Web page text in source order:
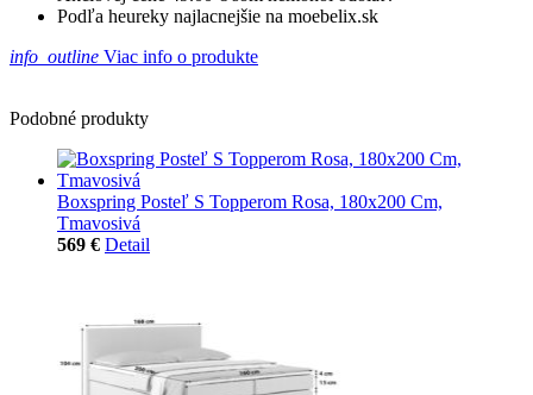
Podľa heureky najlacnejšie na moebelix.sk
info_outline Viac info o produkte
Podobné produkty
Boxspring Posteľ S Topperom Rosa, 180x200 Cm,
Tmavosivá
569 € Detail